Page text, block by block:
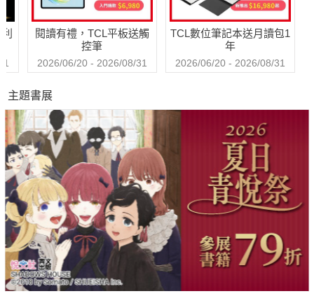
閱讀有禮，TCL平板送觸
控筆
2026/06/20 - 2026/08/31
TCL數位筆記本送月讀包1
年
2026/06/20 - 2026/08/31
主題書展